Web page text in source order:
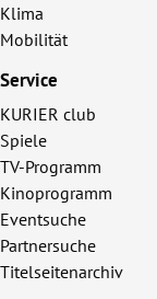
Klima
Mobilität
Service
KURIER club
Spiele
TV-Programm
Kinoprogramm
Eventsuche
Partnersuche
Titelseitenarchiv